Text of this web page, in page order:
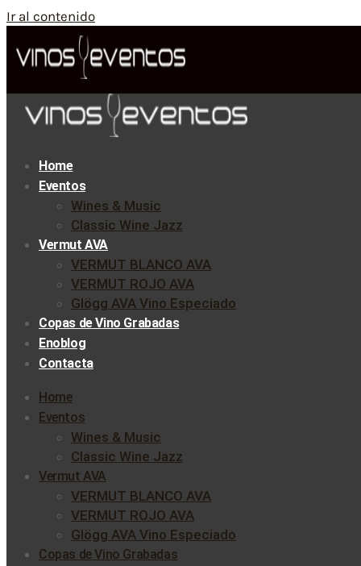
Ir al contenido
Home
Eventos
Wines & Music
Classic Wine Jazz
Vermut AVA
VERMUT BLANCO AVA
VERMUT ROJO AVA
Glögg AVA Vino Especiado
Copas de Vino Grabadas
Enoblog
Contacta
Home
Eventos
Wines & Music
Classic Wine Jazz
Vermut AVA
VERMUT BLANCO AVA
VERMUT ROJO AVA
Glögg AVA Vino Especiado
Copas de Vino Grabadas